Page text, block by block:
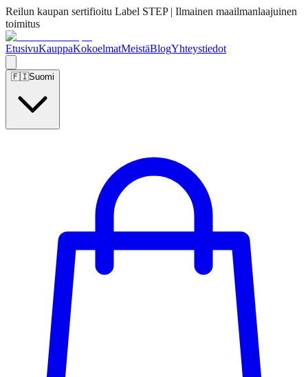
Reilun kaupan sertifioitu Label STEP | Ilmainen maailmanlaajuinen
toimitus
EtusivuKauppaKokoelmatMeistäBlogYhteystiedot
🇫🇮Suomi